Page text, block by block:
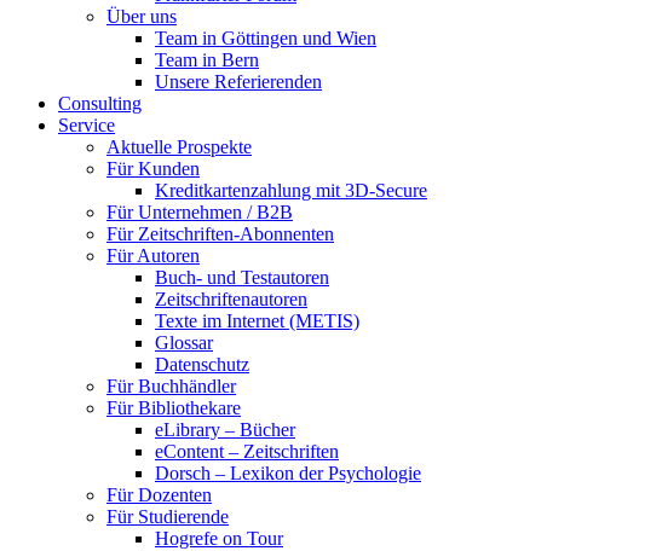
Über uns
Team in Göttingen und Wien
Team in Bern
Unsere Referierenden
Consulting
Service
Aktuelle Prospekte
Für Kunden
Kreditkartenzahlung mit 3D-Secure
Für Unternehmen / B2B
Für Zeitschriften-Abonnenten
Für Autoren
Buch- und Testautoren
Zeitschriftenautoren
Texte im Internet (METIS)
Glossar
Datenschutz
Für Buchhändler
Für Bibliothekare
eLibrary – Bücher
eContent – Zeitschriften
Dorsch – Lexikon der Psychologie
Für Dozenten
Für Studierende
Hogrefe on Tour